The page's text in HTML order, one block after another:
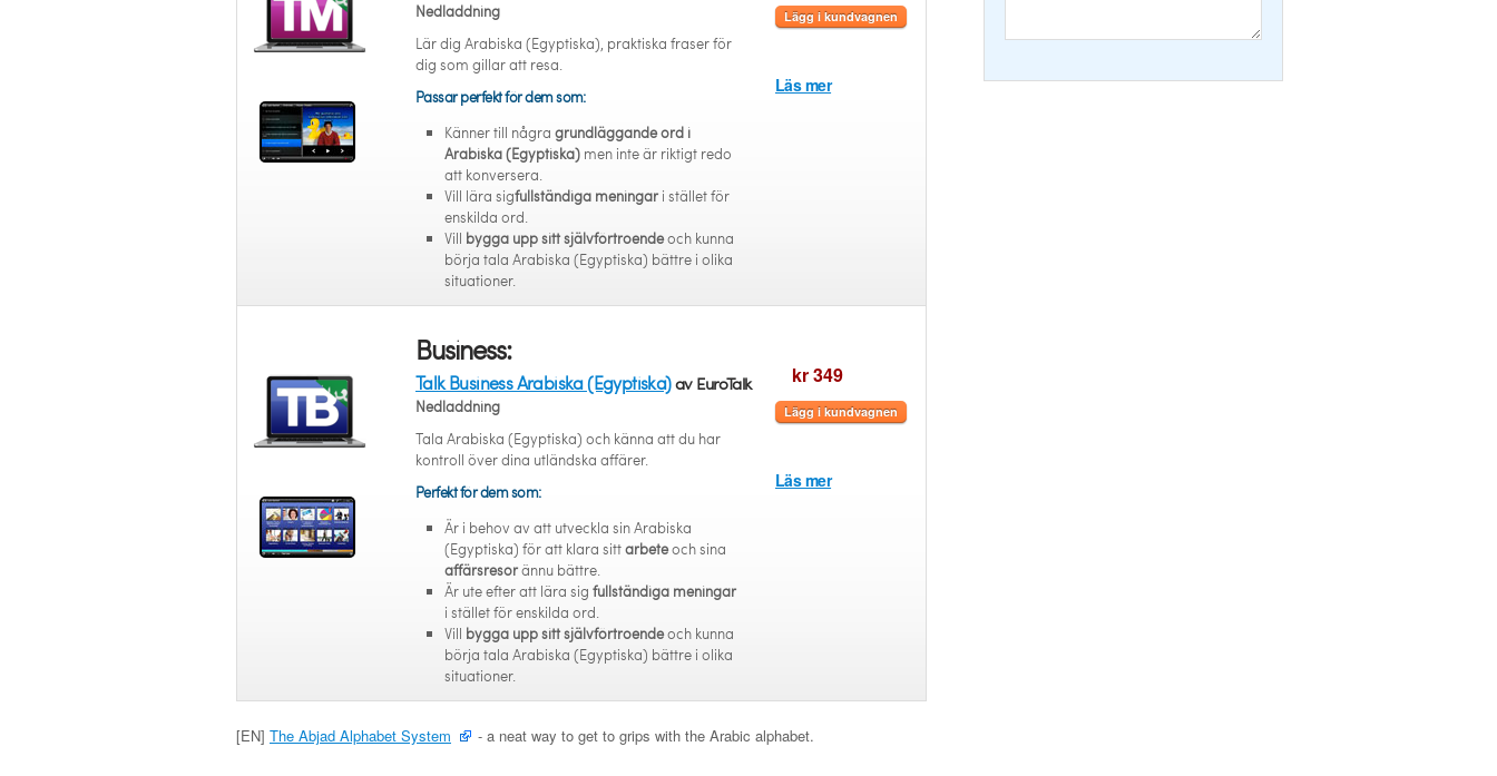
Nedladdning
Lär dig Arabiska (Egyptiska), praktiska fraser för
dig som gillar att resa.
Passar perfekt för dem som:
Känner till några grundläggande ord i
Arabiska (Egyptiska) men inte är riktigt redo
att konversera.
Vill lära sigfullständiga meningar i stället för
enskilda ord.
Vill bygga upp sitt självförtroendeoch kunna
börja tala Arabiska (Egyptiska) bättre i olika
situationer.
Lägg i kundvagnen
Läs mer
Business:
Talk Business Arabiska (Egyptiska)av EuroTalk
Nedladdning
Tala Arabiska (Egyptiska) och känna att du har
kontroll över dina utländska affärer.
Perfekt för dem som:
Är i behov av att utveckla sin Arabiska
(Egyptiska) för att klara sittarbeteoch sina
affärsresorännu bättre.
Är ute efter att lära sig fullständiga meningar
i stället för enskilda ord.
Vill bygga upp sitt självförtroendeoch kunna
börja tala Arabiska (Egyptiska) bättre i olika
situationer.
kr 349
Lägg i kundvagnen
Läs mer
[EN] The Abjad Alphabet System - a neat way to get to grips with the Arabic alphabet.